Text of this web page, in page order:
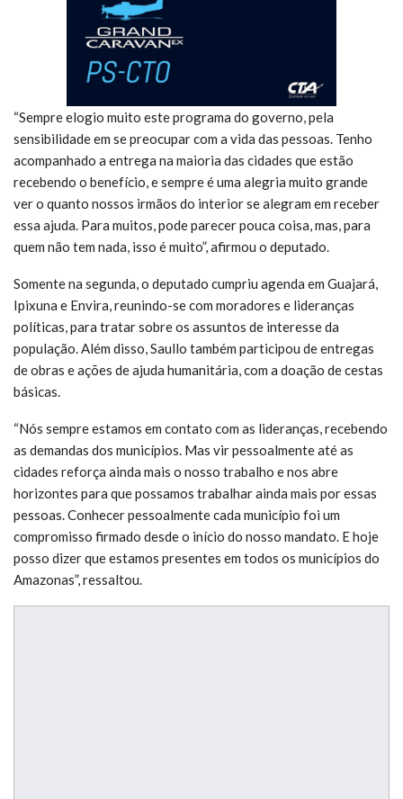
“Sempre elogio muito este programa do governo, pela
sensibilidade em se preocupar com a vida das pessoas. Tenho
acompanhado a entrega na maioria das cidades que estão
recebendo o benefício, e sempre é uma alegria muito grande
ver o quanto nossos irmãos do interior se alegram em receber
essa ajuda. Para muitos, pode parecer pouca coisa, mas, para
quem não tem nada, isso é muito”, afirmou o deputado.
Somente na segunda, o deputado cumpriu agenda em Guajará,
Ipixuna e Envira, reunindo-se com moradores e lideranças
políticas, para tratar sobre os assuntos de interesse da
população. Além disso, Saullo também participou de entregas
de obras e ações de ajuda humanitária, com a doação de cestas
básicas.
“Nós sempre estamos em contato com as lideranças, recebendo
as demandas dos municípios. Mas vir pessoalmente até as
cidades reforça ainda mais o nosso trabalho e nos abre
horizontes para que possamos trabalhar ainda mais por essas
pessoas. Conhecer pessoalmente cada município foi um
compromisso firmado desde o início do nosso mandato. E hoje
posso dizer que estamos presentes em todos os municípios do
Amazonas”, ressaltou.